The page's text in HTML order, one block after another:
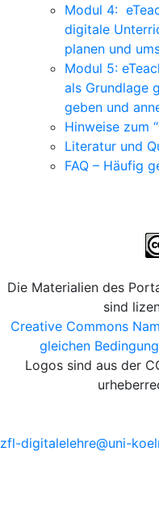
Modul 4:
digitale
planen und
Modul 5:
als Grundlage
geben und
Hinweise zum
Literatur und
FAQ – Häufig
Die Materialien des
sind
Creative Commons
gleichen
Logos sind aus der
zfl-digitalelehre@uni-